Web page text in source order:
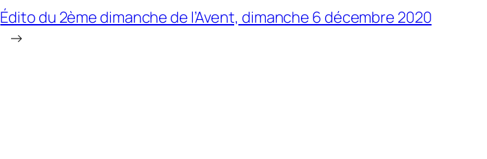
Édito du 2ème dimanche de l’Avent, dimanche 6 décembre 2020
→